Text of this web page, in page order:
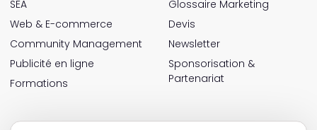
SEA
Web & E-commerce
Community Management
Publicité en ligne
Formations
Glossaire Marketing
Devis
Newsletter
Sponsorisation &
Partenariat